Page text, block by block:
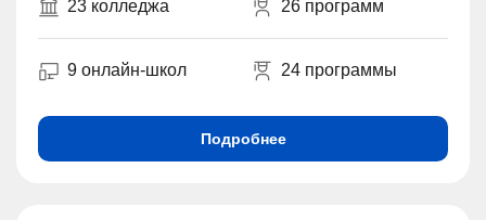
23 колледжа 26 программ
9 онлайн-школ 24 программы
Подробнее